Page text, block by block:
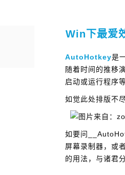
Win下最爱
AutoHotkey是
随着时间的推移
启动或运行程序
如觉此处排版不
如要问
屏幕录制器，或
的用法，与诸君